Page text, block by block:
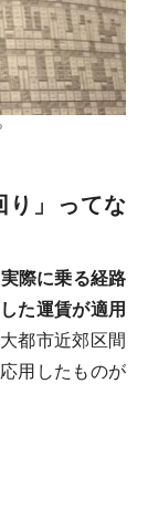
り」ってな
実際に乗る経路
た運賃が適用
都市近郊区間
用したものが